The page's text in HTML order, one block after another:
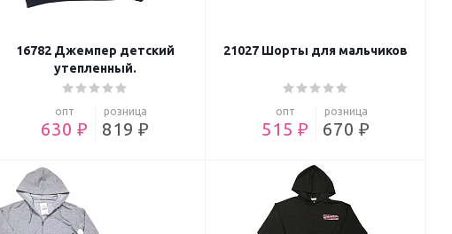
16782 Джемпер детский
утепленный.
опт
630 ₽
розница
819 ₽
21027 Шорты для мальчиков
опт
515 ₽
розница
670 ₽